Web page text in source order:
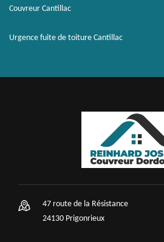
Couvreur Cantillac
Urgence fuite de toiture Cantillac
47 route de la Résistance
24130 Prigonrieux